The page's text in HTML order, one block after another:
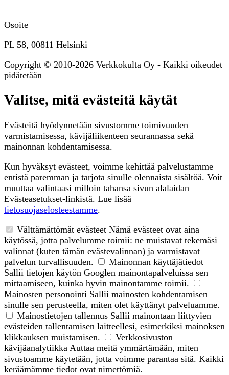
Osoite
PL 58, 00811 Helsinki
Copyright © 2010-2026 Verkkokulta Oy - Kaikki oikeudet
pidätetään
Valitse, mitä evästeitä käytät
Evästeitä hyödynnetään sivustomme toimivuuden
varmistamisessa, kävijäliikenteen seurannassa sekä
mainonnan kohdentamisessa.
Kun hyväksyt evästeet, voimme kehittää palvelustamme
entistä paremman ja tarjota sinulle olennaista sisältöä. Voit
muuttaa valintaasi milloin tahansa sivun alalaidan
Evästeasetukset-linkistä. Lue lisää
tietosuojaselosteestamme.
Välttämättömät evästeet Nämä evästeet ovat aina
käytössä, jotta palvelumme toimii: ne muistavat tekemäsi
valinnat (kuten tämän evästevalinnan) ja varmistavat
palvelun turvallisuuden.
Mainonnan käyttäjätiedot
Sallii tietojen käytön Googlen mainontapalveluissa sen
mittaamiseen, kuinka hyvin mainontamme toimii.
Mainosten personointi Sallii mainosten kohdentamisen
sinulle sen perusteella, miten olet käyttänyt palveluamme.
Mainostietojen tallennus Sallii mainontaan liittyvien
evästeiden tallentamisen laitteellesi, esimerkiksi mainoksen
klikkauksen muistamisen.
Verkkosivuston
kävijäanalytiikka Auttaa meitä ymmärtämään, miten
sivustoamme käytetään, jotta voimme parantaa sitä. Kaikki
keräämämme tiedot ovat nimettömiä.